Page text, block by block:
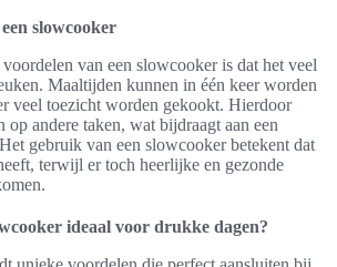
slowcooker
van een slowcooker is dat het veel
Maaltijden kunnen in één keer worden
veel toezicht worden gekookt. Hierdoor
op andere taken, wat bijdraagt aan een
gebruik van een slowcooker betekent dat
terwijl er toch heerlijke en gezonde
ideaal voor drukke dagen?